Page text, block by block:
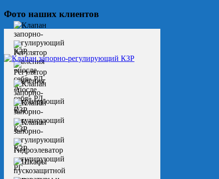
Фото наших клиентов